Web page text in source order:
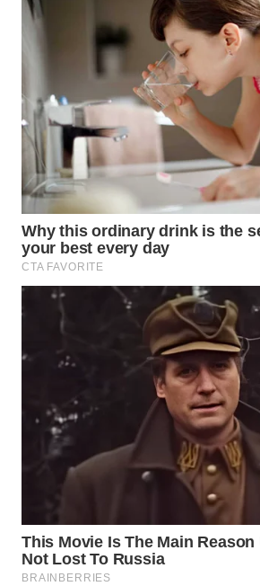
WAHANA
PERSONA
WAHANA
OTOMOTIF
WAHANA
HEALTH
WAHANA
DESA
WISATA
WAHANA
LISTRIK
MASYARAKAT